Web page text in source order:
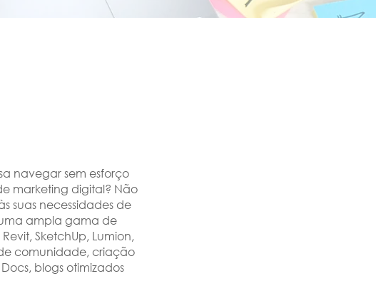
navegar sem esforço
marketing digital? Não
suas necessidades de
uma ampla gama de
SketchUp, Lumion,
comunidade, criação
blogs otimizados